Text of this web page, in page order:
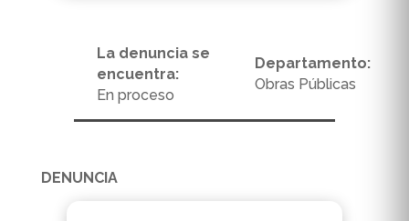
La denuncia se
encuentra:
En proceso
Departamento:
Obras Públicas
DENUNCIA